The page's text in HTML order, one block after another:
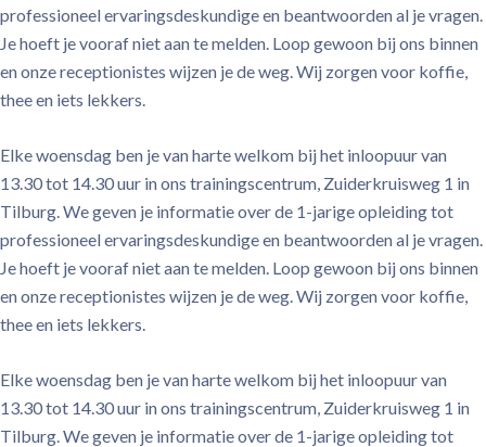
professioneel ervaringsdeskundige en beantwoorden al je vragen.
Je hoeft je vooraf niet aan te melden. Loop gewoon bij ons binnen
en onze receptionistes wijzen je de weg. Wij zorgen voor koffie,
thee en iets lekkers.
Elke woensdag ben je van harte welkom bij het inloopuur van
13.30 tot 14.30 uur in ons trainingscentrum, Zuiderkruisweg 1 in
Tilburg. We geven je informatie over de 1-jarige opleiding tot
professioneel ervaringsdeskundige en beantwoorden al je vragen.
Je hoeft je vooraf niet aan te melden. Loop gewoon bij ons binnen
en onze receptionistes wijzen je de weg. Wij zorgen voor koffie,
thee en iets lekkers.
Elke woensdag ben je van harte welkom bij het inloopuur van
13.30 tot 14.30 uur in ons trainingscentrum, Zuiderkruisweg 1 in
Tilburg. We geven je informatie over de 1-jarige opleiding tot